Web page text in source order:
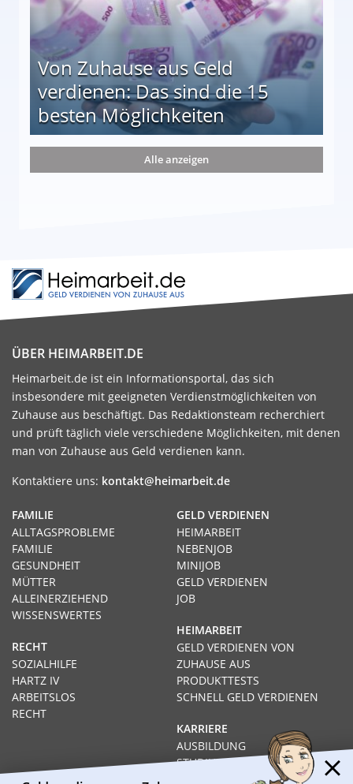
Von Zuhause aus Geld
verdienen: Das sind die 15
besten Möglichkeiten
die 15 besten Möglichkeiten
Alle anzeigen
ÜBER HEIMARBEIT.DE
Heimarbeit.de ist ein Informationsportal, das sich
insbesondere mit geeigneten Verdienstmöglichkeiten von
Zuhause aus beschäftigt. Das Redaktionsteam recherchiert
und prüft täglich viele verschiedene Möglichkeiten, mit denen
man von Zuhause aus Geld verdienen kann.
Kontaktiere uns: kontakt@heimarbeit.de
GELD VERDIENEN
HEIMARBEIT
NEBENJOB
MINIJOB
GELD VERDIENEN
JOB
HEIMARBEIT
GELD VERDIENEN VON
ZUHAUSE AUS
PRODUKTTESTS
SCHNELL GELD VERDIENEN
KARRIERE
AUSBILDUNG
STUDIUM
FERNSTUDIUM
FAMILIE
ALLTAGSPROBLEME
FAMILIE
GESUNDHEIT
MÜTTER
ALLEINERZIEHEND
WISSENSWERTES
RECHT
SOZIALHILFE
HARTZ IV
ARBEITSLOS
RECHT